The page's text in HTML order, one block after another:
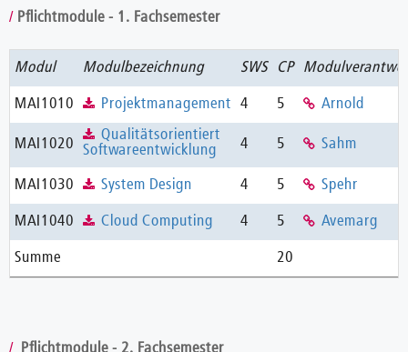
Pflichtmodule - 1. Fachsemester
Modul Modulbezeichnung SWS CP
MAI1010 Projektmanagement 4 5 Arnold
MAI1020
Qualitätsorientiert
Softwareentwicklung
4 5 Sahm
MAI1030 System Design 4 5 Spehr
MAI1040 Cloud Computing 4 5 Avemarg
Summe 20